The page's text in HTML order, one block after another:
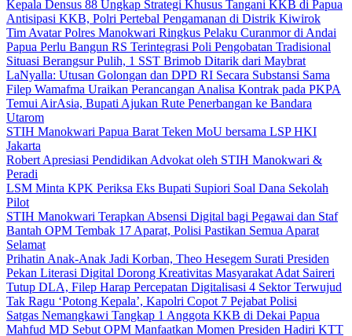
Kepala Densus 88 Ungkap Strategi Khusus Tangani KKB di Papua
Antisipasi KKB, Polri Pertebal Pengamanan di Distrik Kiwirok
Tim Avatar Polres Manokwari Ringkus Pelaku Curanmor di Andai
Papua Perlu Bangun RS Terintegrasi Poli Pengobatan Tradisional
Situasi Berangsur Pulih, 1 SST Brimob Ditarik dari Maybrat
LaNyalla: Utusan Golongan dan DPD RI Secara Substansi Sama
Filep Wamafma Uraikan Perancangan Analisa Kontrak pada PKPA
Temui AirAsia, Bupati Ajukan Rute Penerbangan ke Bandara
Utarom
STIH Manokwari Papua Barat Teken MoU bersama LSP HKI
Jakarta
Robert Apresiasi Pendidikan Advokat oleh STIH Manokwari &
Peradi
LSM Minta KPK Periksa Eks Bupati Supiori Soal Dana Sekolah
Pilot
STIH Manokwari Terapkan Absensi Digital bagi Pegawai dan Staf
Bantah OPM Tembak 17 Aparat, Polisi Pastikan Semua Aparat
Selamat
Prihatin Anak-Anak Jadi Korban, Theo Hesegem Surati Presiden
Pekan Literasi Digital Dorong Kreativitas Masyarakat Adat Saireri
Tutup DLA, Filep Harap Percepatan Digitalisasi 4 Sektor Terwujud
Tak Ragu ‘Potong Kepala’, Kapolri Copot 7 Pejabat Polisi
Satgas Nemangkawi Tangkap 1 Anggota KKB di Dekai Papua
Mahfud MD Sebut OPM Manfaatkan Momen Presiden Hadiri KTT